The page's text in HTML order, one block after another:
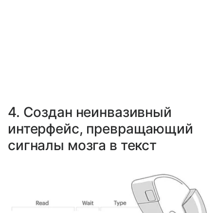
4. Создан неинвазивный
интерфейс, превращающий
сигналы мозга в текст